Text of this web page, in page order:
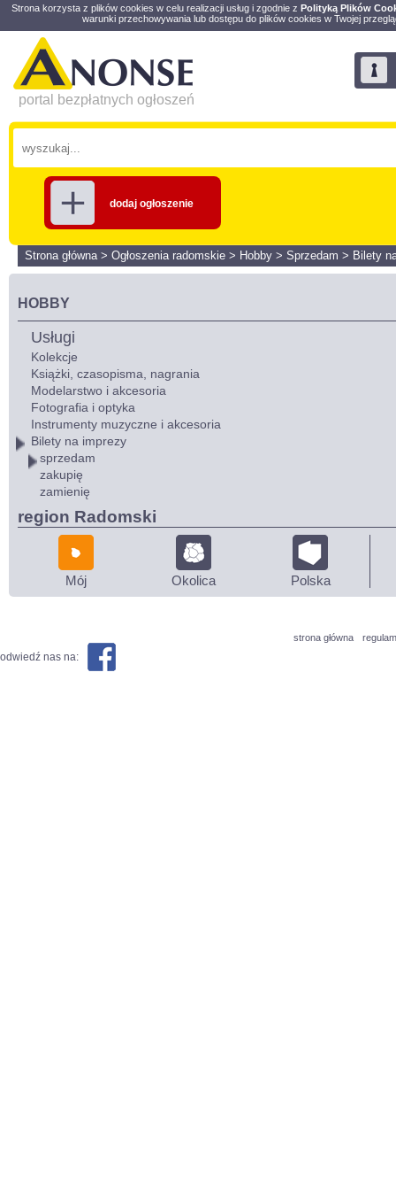
Strona korzysta z plików cookies w celu realizacji usług i zgodnie z Polityką Plików
warunki przechowywania lub dostępu do plików cookies w Twojej
portal bezpłatnych ogłoszeń
dodaj ogłoszenie
Strona główna> Ogłoszenia radomskie > Hobby > Sprzedam > Bilety
HOBBY
Usługi
Kolekcje
Książki, czasopisma, nagrania
Modelarstwo i akcesoria
Fotografia i optyka
Instrumenty muzyczne i akcesoria
Bilety na imprezy
sprzedam
zakupię
zamienię
region Radomski
Mój Okolica Polska
strona główna
odwiedź nas na: